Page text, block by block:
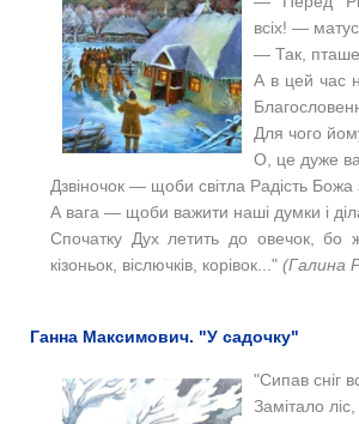
всіх! —
— Так,
А в цей час
Для чого
О, це дуже
Дзвіночок — щоби світла Радість
А вага — щоби важити наші думки і
Спочатку Дух летить до овечок,
кізоньок, віслючків, корівок..." (Галина
Ганна Максимович. "У садочку"
"Сипав сніг
Замітало